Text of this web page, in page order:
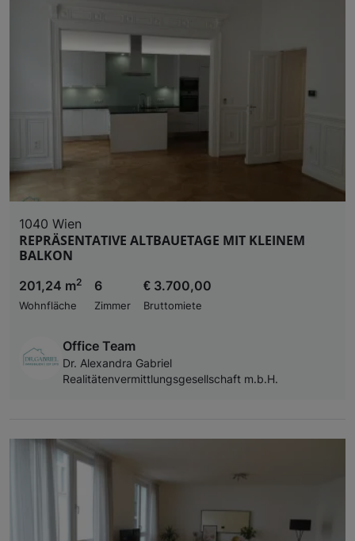
1040 Wien
REPRÄSENTATIVE ALTBAUETAGE MIT KLEINEM
BALKON
201,24 m2
Wohnfläche
6
Zimmer
€ 3.700,00
Bruttomiete
Office Team
Dr. Alexandra Gabriel
Realitätenvermittlungsgesellschaft m.b.H.